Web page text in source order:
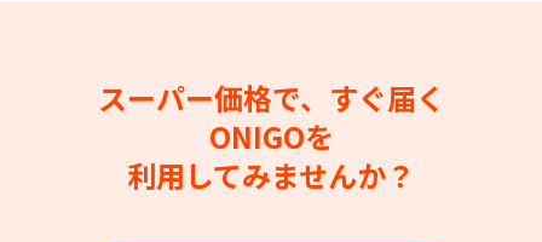
スーパー価格で、すぐ届く
ONIGOを
利用してみませんか？